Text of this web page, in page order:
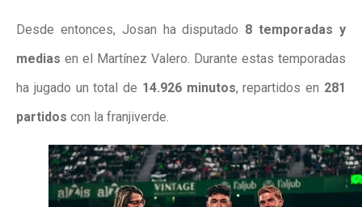
Desde entonces, Josan ha disputado 8 temporadas y
medias en el Martínez Valero. Durante estas temporadas
ha jugado un total de 14.926 minutos, repartidos en 281
partidos con la franjiverde.